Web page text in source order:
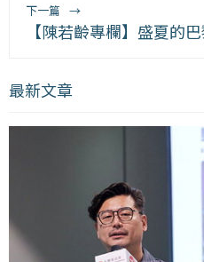
下一篇 →
【陳若齡專欄】盛夏的
最新文章